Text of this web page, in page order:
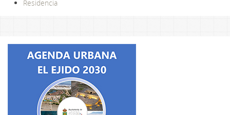
Residencia